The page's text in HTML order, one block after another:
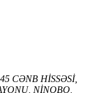
CƏNB HİSSƏSİ,
NİNQBO,